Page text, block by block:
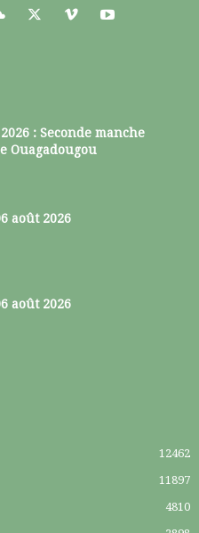
: Seconde manche
Ouagadougou
août 2026
août 2026
12462
11897
4810